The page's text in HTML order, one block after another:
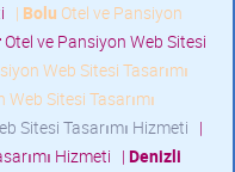
| Bolu Otel ve Pansiyon
Otel ve Pansiyon Web Sitesi
Web Sitesi Tasarımı
Web Sitesi Tasarımı
Sitesi Tasarımı Hizmeti |
Hizmeti | Denizli